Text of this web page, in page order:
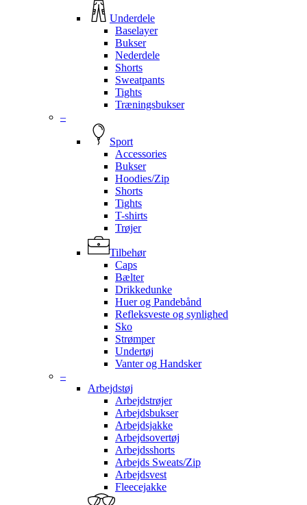
Underdele
Baselayer
Bukser
Nederdele
Shorts
Sweatpants
Tights
Træningsbukser
–
Sport
Accessories
Bukser
Hoodies/Zip
Shorts
Tights
T-shirts
Trøjer
Tilbehør
Caps
Bælter
Drikkedunke
Huer og Pandebånd
Refleksveste og synlighed
Sko
Strømper
Undertøj
Vanter og Handsker
–
Arbejdstøj
Arbejdstrøjer
Arbejdsbukser
Arbejdsjakke
Arbejdsovertøj
Arbejdsshorts
Arbejds Sweats/Zip
Arbejdsvest
Fleecejakke